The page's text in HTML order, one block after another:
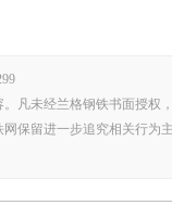
凡未经兰格钢铁书面授权
保留进一步追究相关行为